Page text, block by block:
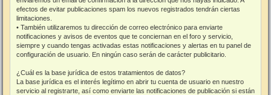
efectos de evitar publicaciones spam los nuevos registrados tendrán ciertas
limitaciones.
• También utilizaremos tu dirección de correo electrónico para enviarte
notificaciones y avisos de eventos que te conciernan en el foro y servicio,
siempre y cuando tengas activadas estas notificaciones y alertas en tu panel de
configuración de usuario. En ningún caso serán de carácter publicitario.
¿Cuál es la base jurídica de estos tratamientos de datos?
La base jurídica es el interés legítimo en abrir tu cuenta de usuario en nuestro
servicio al registrarte, así como enviarte las notificaciones de publicación si están